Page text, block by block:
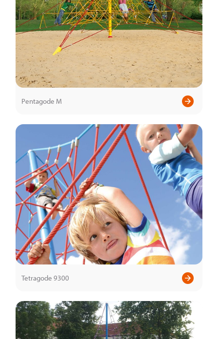
Pentagode M
Tetragode 9300